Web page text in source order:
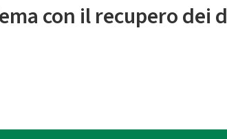
con il recupero dei